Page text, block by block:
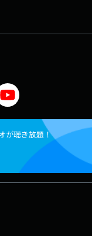
が聴き放題！